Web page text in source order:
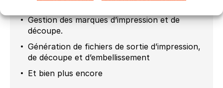
rouleau.
Gestion des marques d’impression et de
découpe.
Génération de fichiers de sortie d’impression,
de découpe et d’embellissement
Et bien plus encore